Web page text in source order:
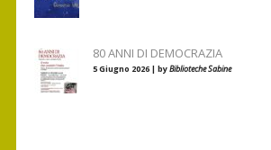
80 ANNI DI DEMOCRAZIA
5 Giugno 2026 | byBiblioteche Sabine